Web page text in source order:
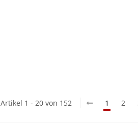
Artikel 1 - 20 von 152 1 2